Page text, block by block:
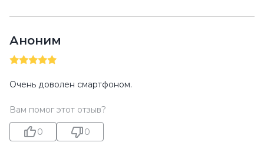
Аноним
Очень доволен смартфоном.
Вам помог этот отзыв?
0 0